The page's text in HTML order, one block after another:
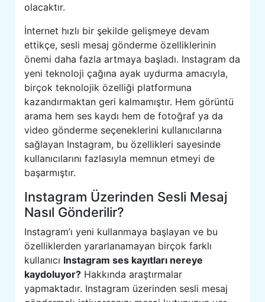
olacaktır.
İnternet hızlı bir şekilde gelişmeye devam
ettikçe, sesli mesaj gönderme özelliklerinin
önemi daha fazla artmaya başladı. Instagram da
yeni teknoloji çağına ayak uydurma amacıyla,
birçok teknolojik özelliği platformuna
kazandırmaktan geri kalmamıştır. Hem görüntü
arama hem ses kaydı hem de fotoğraf ya da
video gönderme seçeneklerini kullanıcılarına
sağlayan Instagram, bu özellikleri sayesinde
kullanıcılarını fazlasıyla memnun etmeyi de
başarmıştır.
Instagram Üzerinden Sesli Mesaj
Nasıl Gönderilir?
Instagram’ı yeni kullanmaya başlayan ve bu
özelliklerden yararlanamayan birçok farklı
kullanıcı Instagram ses kayıtları nereye
kaydoluyor? Hakkında araştırmalar
yapmaktadır. Instagram üzerinden sesli mesaj